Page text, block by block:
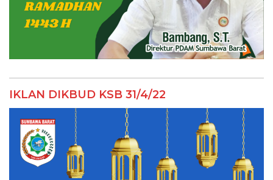
IKLAN DIKBUD KSB 31/4/22